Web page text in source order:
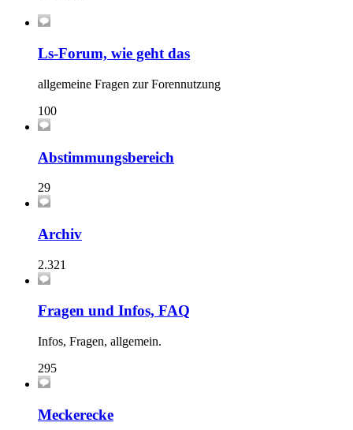
Ls-Forum, wie geht das
allgemeine Fragen zur Forennutzung
100
Abstimmungsbereich
29
Archiv
2.321
Fragen und Infos, FAQ
Infos, Fragen, allgemein.
295
Meckerecke